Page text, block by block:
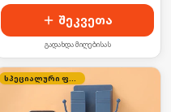
შეკვეთა
გადახდა მიღებისას
სპეციალური ფასი